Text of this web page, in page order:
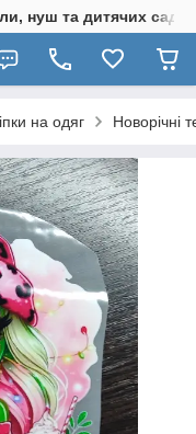
нуш та дитячих
на одяг Новорічні